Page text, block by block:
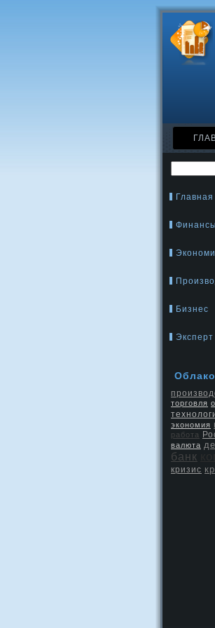
Главная
Финансы
Бизнес
Эксперт
торговля
экономия
работа
валюта
банк
кризис